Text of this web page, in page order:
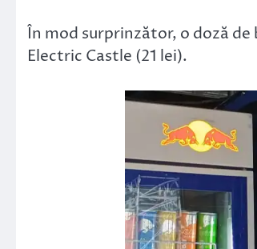
În mod surprinzător, o doză de
Electric Castle (21 lei).